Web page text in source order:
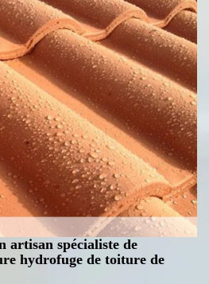
artisan spécialiste de
hydrofuge de toiture de